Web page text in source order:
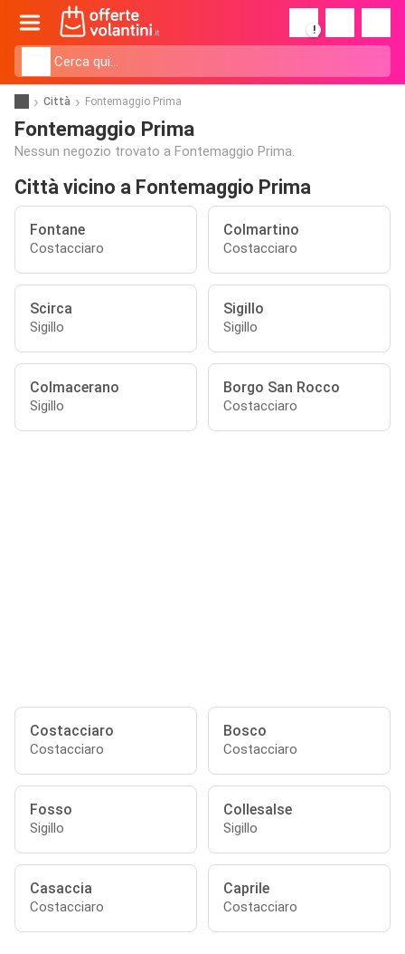
!
Città Fontemaggio Prima
Fontemaggio Prima
Nessun negozio trovato a Fontemaggio Prima.
Città vicino a Fontemaggio Prima
Fontane
Costacciaro
Colmartino
Costacciaro
Scirca
Sigillo
Sigillo
Sigillo
Colmacerano
Sigillo
Borgo San Rocco
Costacciaro
Costacciaro
Costacciaro
Bosco
Costacciaro
Fosso
Sigillo
Collesalse
Sigillo
Casaccia
Costacciaro
Caprile
Costacciaro